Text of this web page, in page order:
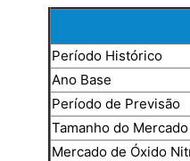
Período Histórico
Ano Base
Período de Previsão
Tamanho do
Mercado de Óxido